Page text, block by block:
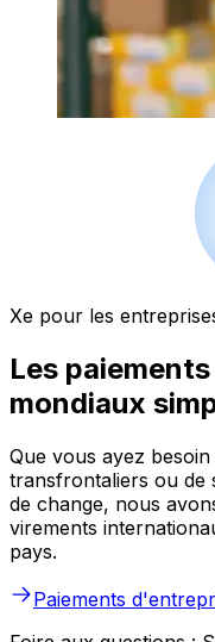
Xe pour les
Les
mondiaux
Que vous ayez
transfrontaliers ou de
de change, nous
virements
pays.
Paiements